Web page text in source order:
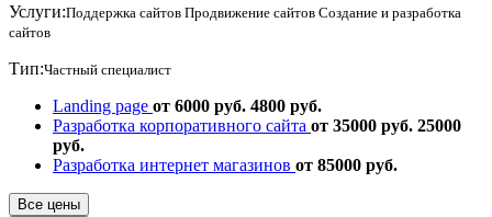
Услуги:Поддержка сайтов Продвижение сайтов Создание и разработка
сайтов
Тип:Частный специалист
Landing page от 6000 руб. 4800 руб.
Разработка корпоративного сайта от 35000 руб. 25000
руб.
Разработка интернет магазинов от 85000 руб.
Все цены